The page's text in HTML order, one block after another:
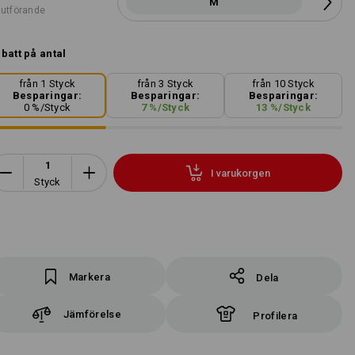
på antal
från 1 Styck
Besparingar:
0%/Styck
från 3 Styck
Besparingar:
7%/Styck
från 10 Styck
Besparingar:
13 %/Styck
Styck
I varukorgen
Markera Dela
Jämförelse Profilera